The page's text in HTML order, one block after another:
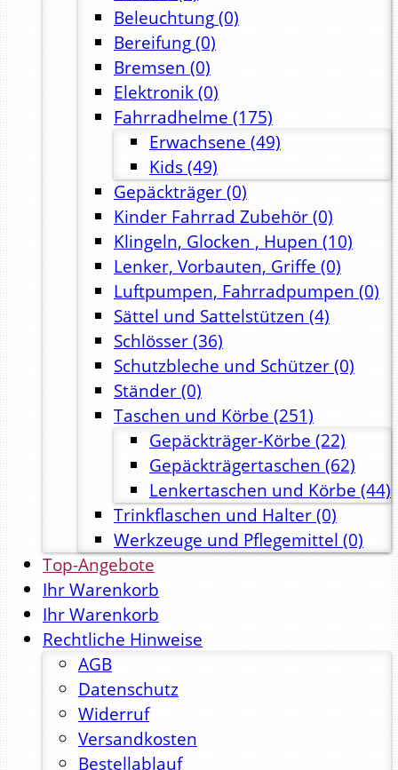
Beleuchtung(0)
Bereifung(0)
Bremsen (0)
Elektronik(0)
Fahrradhelme (175)
Erwachsene (49)
Kids(49)
Gepäckträger(0)
Kinder Fahrrad Zubehör(0)
Klingeln, Glocken , Hupen (10)
Lenker, Vorbauten, Griffe (0)
Luftpumpen, Fahrradpumpen (0)
Sättel und Sattelstützen (4)
Schlösser(36)
Schutzbleche und Schützer(0)
Ständer(0)
Taschen und Körbe (251)
Gepäckträger-Körbe (22)
Gepäckträgertaschen (62)
Lenkertaschen und Körbe (44)
Trinkflaschen und Halter(0)
Werkzeuge und Pflegemittel (0)
Top-Angebote
Ihr Warenkorb
Ihr Warenkorb
Rechtliche Hinweise
AGB
Datenschutz
Widerruf
Versandkosten
Bestellablauf